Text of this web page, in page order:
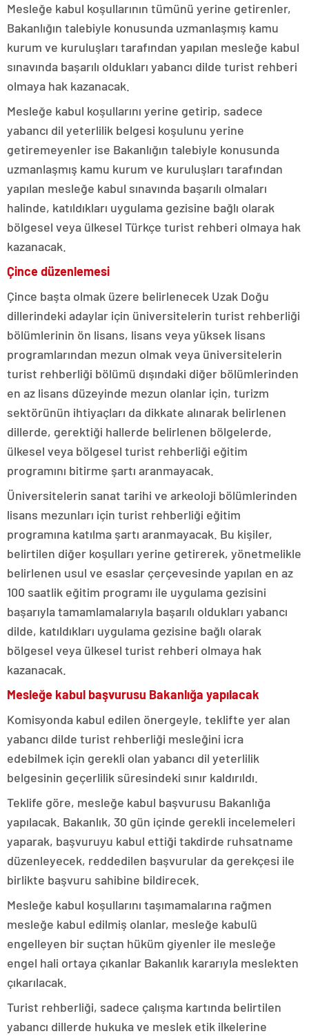
Mesleğe kabul koşullarının tümünü yerine getirenler,
Bakanlığın talebiyle konusunda uzmanlaşmış kamu
kurum ve kuruluşları tarafından yapılan mesleğe kabul
sınavında başarılı oldukları yabancı dilde turist rehberi
olmaya hak kazanacak.
Mesleğe kabul koşullarını yerine getirip, sadece
yabancı dil yeterlilik belgesi koşulunu yerine
getiremeyenler ise Bakanlığın talebiyle konusunda
uzmanlaşmış kamu kurum ve kuruluşları tarafından
yapılan mesleğe kabul sınavında başarılı olmaları
halinde, katıldıkları uygulama gezisine bağlı olarak
bölgesel veya ülkesel Türkçe turist rehberi olmaya hak
kazanacak.
Çince düzenlemesi
Çince başta olmak üzere belirlenecek Uzak Doğu
dillerindeki adaylar için üniversitelerin turist rehberliği
bölümlerinin ön lisans, lisans veya yüksek lisans
programlarından mezun olmak veya üniversitelerin
turist rehberliği bölümü dışındaki diğer bölümlerinden
en az lisans düzeyinde mezun olanlar için, turizm
sektörünün ihtiyaçları da dikkate alınarak belirlenen
dillerde, gerektiği hallerde belirlenen bölgelerde,
ülkesel veya bölgesel turist rehberliği eğitim
programını bitirme şartı aranmayacak.
Üniversitelerin sanat tarihi ve arkeoloji bölümlerinden
lisans mezunları için turist rehberliği eğitim
programına katılma şartı aranmayacak. Bu kişiler,
belirtilen diğer koşulları yerine getirerek, yönetmelikle
belirlenen usul ve esaslar çerçevesinde yapılan en az
100 saatlik eğitim programı ile uygulama gezisini
başarıyla tamamlamalarıyla başarılı oldukları yabancı
dilde, katıldıkları uygulama gezisine bağlı olarak
bölgesel veya ülkesel turist rehberi olmaya hak
kazanacak.
Mesleğe kabul başvurusu Bakanlığa yapılacak
Komisyonda kabul edilen önergeyle, teklifte yer alan
yabancı dilde turist rehberliği mesleğini icra
edebilmek için gerekli olan yabancı dil yeterlilik
belgesinin geçerlilik süresindeki sınır kaldırıldı.
Teklife göre, mesleğe kabul başvurusu Bakanlığa
yapılacak. Bakanlık, 30 gün içinde gerekli incelemeleri
yaparak, başvuruyu kabul ettiği takdirde ruhsatname
düzenleyecek, reddedilen başvurular da gerekçesi ile
birlikte başvuru sahibine bildirecek.
Mesleğe kabul koşullarını taşımamalarına rağmen
mesleğe kabul edilmiş olanlar, mesleğe kabulü
engelleyen bir suçtan hüküm giyenler ile mesleğe
engel hali ortaya çıkanlar Bakanlık kararıyla meslekten
çıkarılacak.
Turist rehberliği, sadece çalışma kartında belirtilen
yabancı dillerde hukuka ve meslek etik ilkelerine